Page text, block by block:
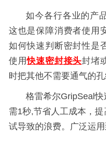
如今各行各业的产
这也是保障消费者使用
如何快速判断密封性是
使用快速密封接头封堵
时把其他不需要通气的孔
格雷希尔GripSeal
需1秒,节省人工成本，
试导致的浪费。广泛运用